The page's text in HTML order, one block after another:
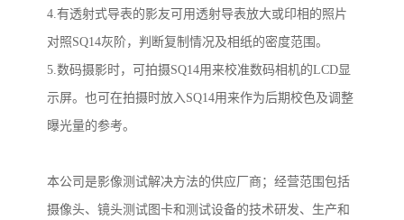
4.有透射式导表的影友可用透射导表放大或印相的照片
对照SQ14灰阶，判断复制情况及相纸的密度范围。
5.数码摄影时，可拍摄SQ14用来校准数码相机的LCD显
示屏。也可在拍摄时放入SQ14用来作为后期校色及调整
曝光量的参考。
本公司是影像测试解决方法的供应厂商；经营范围包括
摄像头、镜头测试图卡和测试设备的技术研发、生产和